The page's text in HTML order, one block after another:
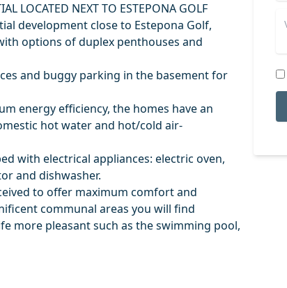
LOCATED NEXT TO ESTEPONA GOLF
development close to Estepona Golf,
options of duplex penthouses and
and buggy parking in the basement for
energy efficiency, the homes have an
hot water and hot/cold air-
with electrical appliances: electric oven,
and dishwasher.
to offer maximum comfort and
‌communal ‌areas ‌you ‌will find
‌more ‌pleasant ‌such as ‌the ‌swimming pool,